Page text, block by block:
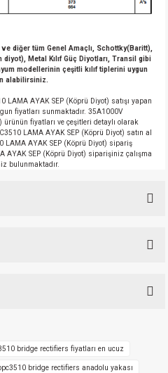
ve diğer tüm Genel Amaçlı, Schottky(Baritt),
diyot), Metal Kılıf Güç Diyotları, Transil gibi
modellerinin çeşitli kılıf tiplerini uygun
alabilirsiniz.
LAMA AYAK SEP (Köprü Diyot) satışı yapan
fiyatları sunmaktadır. 35A1000V
ürünün fiyatları ve çeşitleri detaylı olarak
LAMA AYAK SEP (Köprü Diyot) satın al
LAMA AYAK SEP (Köprü Diyot) sipariş
AYAK SEP (Köprü Diyot) siparişiniz çalışma
bulunmaktadır.
kullanarak tarafımıza
bridge rectifiers fiyatları en ucuz
bridge rectifiers anadolu yakası